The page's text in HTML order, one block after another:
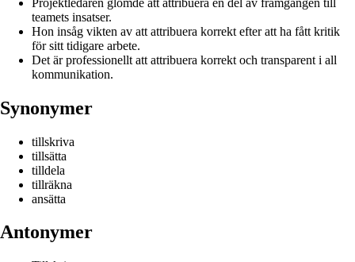
teamets insatser.
Hon insåg vikten av att attribuera korrekt efter att ha fått kritik
för sitt tidigare arbete.
Det är professionellt att attribuera korrekt och transparent i all
kommunikation.
Synonymer
tillskriva
tillsätta
tilldela
tillräkna
ansätta
Antonymer